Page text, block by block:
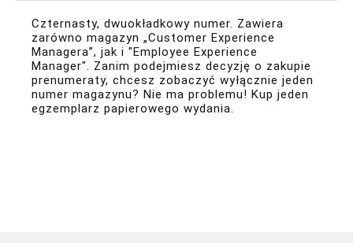
Czternasty, dwuokładkowy numer. Zawiera
zarówno magazyn „Customer Experience
Managera”, jak i "Employee Experience
Manager". Zanim podejmiesz decyzję o zakupie
prenumeraty, chcesz zobaczyć wyłącznie jeden
numer magazynu? Nie ma problemu! Kup jeden
egzemplarz papierowego wydania.